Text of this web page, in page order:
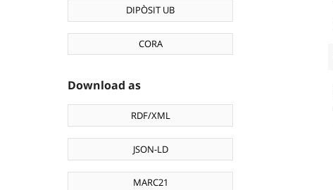
DIPÒSIT UB
CORA
Download as
RDF/XML
JSON-LD
MARC21